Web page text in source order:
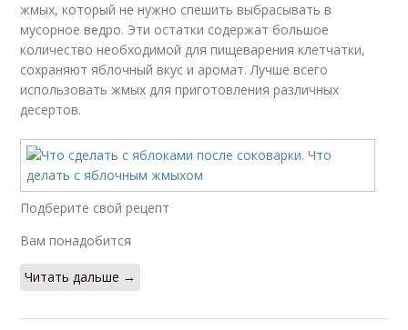
жмых, который не нужно спешить выбрасывать в
мусорное ведро. Эти остатки содержат большое
количество необходимой для пищеварения клетчатки,
сохраняют яблочный вкус и аромат. Лучше всего
использовать жмых для приготовления различных
десертов.
Подберите свой рецепт
Вам понадобится
Читать дальше →